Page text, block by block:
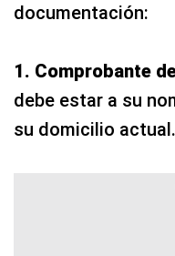
documentación:
1. Comprobante
debe estar a su
su domicilio actual.